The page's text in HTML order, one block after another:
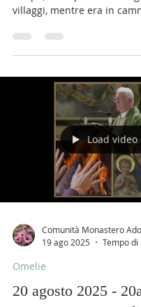
Lc 13, 22-30 Dal Vangelo
villaggi, mentre era in
Load video
19 ago 2025
Omelie